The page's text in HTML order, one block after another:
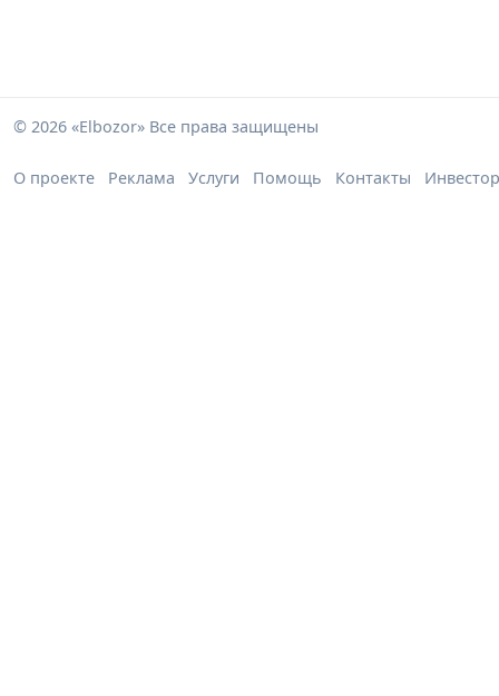
© 2026 «Elbozor» Все права защищены
О проекте Реклама Услуги Помощь Контакты